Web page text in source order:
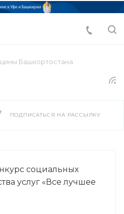
Башкортостана
ПОДПИСАТЬСЯ НА РАССЫЛКУ
социальных
услуг «Все лучшее